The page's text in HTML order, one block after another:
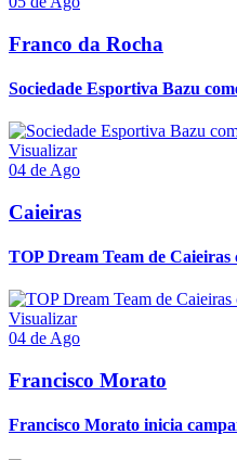
Franco da Rocha
Sociedade Esportiva Bazu
Visualizar
04 de Ago
Caieiras
TOP Dream Team de
Visualizar
04 de Ago
Francisco Morato
Francisco Morato inicia